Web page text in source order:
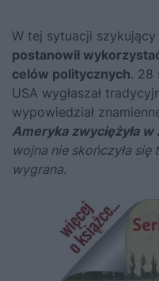
W tej sytuacji
postanowił
celów politycznych. 28
USA wygłaszał
wypowiedział
Ameryka zwyciężyła
wojna nie skończyła
wygrana.